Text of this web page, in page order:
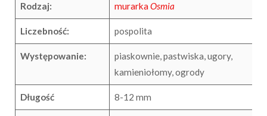
Rodzaj: murarkaOsmia
Liczebność: pospolita
Występowanie:
piaskownie, pastwiska, ugory,
kamieniołomy, ogrody
Długość 8-12 mm